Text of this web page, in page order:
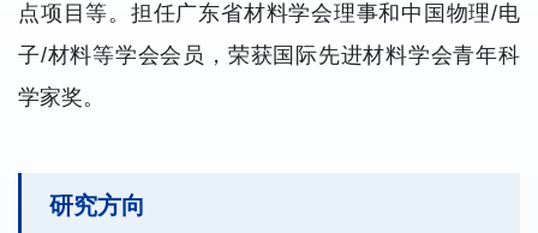
点项目等。担任广东省材料学会理事和中国物理/电
子/材料等学会会员，荣获国际先进材料学会青年科
学家奖。
研究方向